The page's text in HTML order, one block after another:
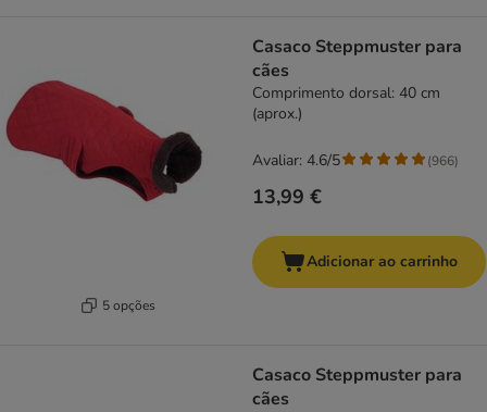
5 opções
Casaco Steppmuster para
cães
Comprimento dorsal: 40 cm
(aprox.)
13,99 €
Avaliar: 4.6/5 (966)
Adicionar ao carrinho
Casaco Steppmuster para
cães